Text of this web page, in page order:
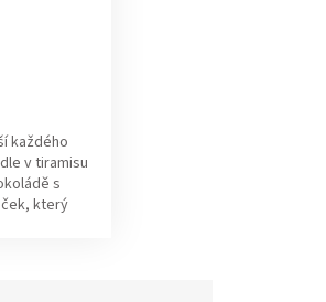
každého
v tiramisu
s
který